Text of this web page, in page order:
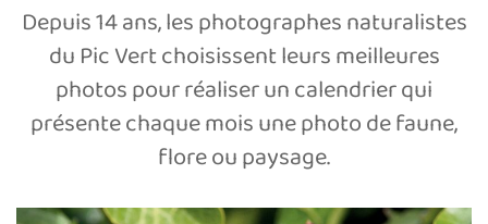
Depuis 14 ans, les photographes naturalistes
du Pic Vert choisissent leurs meilleures
photos pour réaliser un calendrier qui
présente chaque mois une photo de faune,
flore ou paysage.